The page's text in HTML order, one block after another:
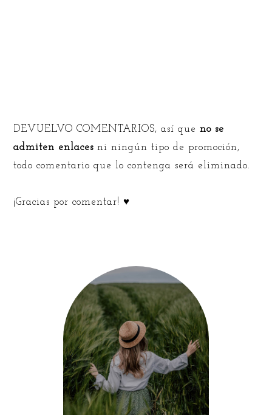
DEVUELVO COMENTARIOS, así queno se
admiten enlaces ni ningún tipo de promoción,
todo comentario que lo contenga será eliminado.
¡Gracias por comentar! ♥